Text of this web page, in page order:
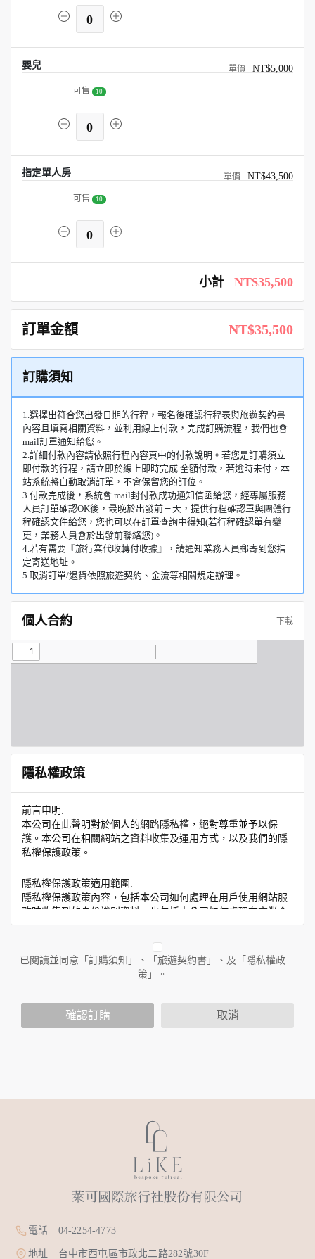
0
嬰兒 NT$5,000
可售 10
0
指定單人房 NT$43,500
可售 10
0
小計 NT$35,500
訂單金額 NT$35,500
訂購須知
1.選擇出符合您出發日期的行程，報名後確認行程表與旅遊契約書
內容且填寫相關資料，並利用線上付款，完成訂購流程，我們也會
mail訂單通知給您。
2.詳細付款內容請依照行程內容頁中的付款說明。若您是訂購須立
即付款的行程，請立即於線上即時完成 全額付款，若逾時未付，本
站系統將自動取消訂單，不會保留您的訂位。
3.付款完成後，系統會 mail封付款成功通知信函給您，經專屬服務
人員訂單確認OK後，最晚於出發前三天，提供行程確認單與團體行
程確認文件給您，您也可以在訂單查詢中得知(若行程確認單有變
更，業務人員會於出發前聯絡您)。
4.若有需要『旅行業代收轉付收據』，請通知業務人員郵寄到您指
定寄送地址。
5.取消訂單/退貨依照旅遊契約、金流等相關規定辦理。
個人合約 下載
隱私權政策
前言申明:
本公司在此聲明對於個人的網路隱私權，絕對尊重並予以保
護。本公司在相關網站之資料收集及運用方式，以及我們的隱
私權保護政策。
隱私權保護政策適用範圍:
隱私權保護政策內容，包括本公司如何處理在用戶使用網站服
務時收集到的身份識別資料，也包括本公司如何處理在商業合
作與本公司合作時分享的任何身份識別資料。隱私權保護政策
人員。例如您透過本公司旗下網站上的廣告廠商連結，這些置
放連結的廠商也可能蒐集您個人的資料。對於您主動提供的個
人資訊，這些廣告廠商或連結網站有其個別的隱私權保護政
您個人在本網站上的聊天室或討論區中任意公開個人資料的行
個人的資料，其範圍如下：
您所提供的姓名、電子郵件地址、聯絡方式及使用時間等。
於一般瀏覽時，伺服器會自行記錄相關行徑，包括您使用連線
設備的 IP 位址、使用時間、使用的瀏覽器、瀏覽及點選資料記
錄等，做為我們增進網站服務的參考依據，此記錄為內部應
為提供精確的服務，我們會將收集的問卷調查內容進行統計與
外，我們會視需要公佈統計數據及說明文字，但不涉及特定個
人之資料。
除非取得您的同意或其他法令之特別規定，本網站絕不會將您
已閱讀並同意「訂購須知」、「旅遊契約書」、及「隱私權政
策」。
確認訂購 取消
電話 04-2254-4773
地址 台中市西屯區市政北二路282號30F